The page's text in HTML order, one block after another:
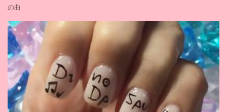
アメブロ
ミリブロ
FB
Twitter
の曲